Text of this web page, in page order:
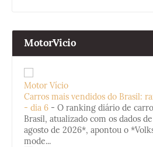
MotorVicio
Motor Vício
Carros mais vendidos do Brasil:
- dia 6 - O ranking diário de
Brasil, atualizado com os dados
agosto de 2026*, apontou o
mode...